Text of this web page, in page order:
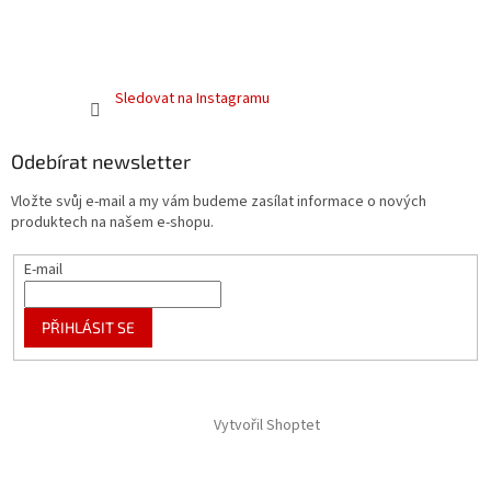
Sledovat na Instagramu
Odebírat newsletter
Vložte svůj e-mail a my vám budeme zasílat informace o nových
produktech na našem e-shopu.
E-mail
PŘIHLÁSIT SE
Vytvořil Shoptet